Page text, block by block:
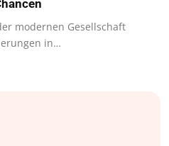
modernen Gesellschaft
in…